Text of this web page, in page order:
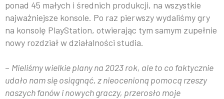
ponad 45 małych i średnich produkcji, na wszystkie
najważniejsze konsole. Po raz pierwszy wydaliśmy gry
na konsolę PlayStation, otwierając tym samym zupełnie
nowy rozdział w działalności studia.
– Mieliśmy wielkie plany na 2023 rok, ale to co faktycznie
udało nam się osiągnąć, z nieocenioną pomocą rzeszy
naszych fanów i nowych graczy, przerosło moje